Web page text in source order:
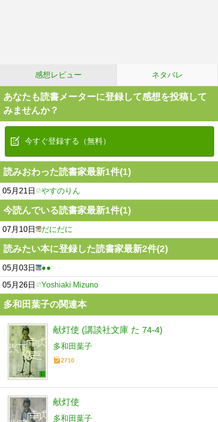
感想レビュー ネタバレ
あなたも読書メーターに登録して感想を投稿して
みませんか？
今すぐ登録する（無料）
読みおわった読書家最新1件(1)
05月21日 やすのりん
今読んでいる読書家最新1件(1)
07月10日 だにだに
読みたい本に登録した読書家最新2件(2)
05月03日 ●●
05月26日 Yoshiaki Mizuno
多和田葉子の関連本
献灯使 (講談社文庫 た 74-4)
多和田葉子
2710
献灯使
多和田葉子